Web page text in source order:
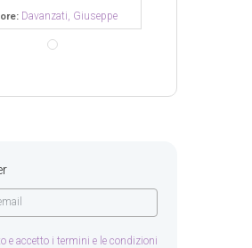
Davanzati, Giuseppe
e accetto i termini e le condizioni